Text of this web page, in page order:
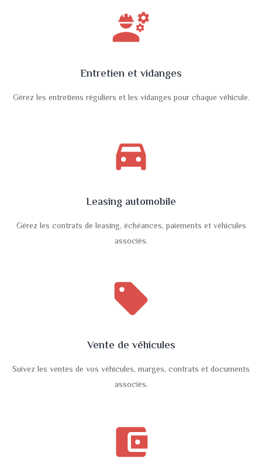
engineering
Entretien et vidanges
Gérez les entretiens réguliers et les vidanges pour chaque véhicule.
directions_car_filled
Leasing automobile
Gérez les contrats de leasing, échéances, paiements et véhicules
associés.
sell
Vente de véhicules
Suivez les ventes de vos véhicules, marges, contrats et documents
associés.
account_balance_wallet